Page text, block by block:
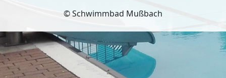
© Schwimmbad Mußbach